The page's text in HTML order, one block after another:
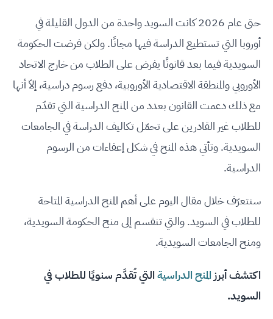
حتى عام 2026 كانت السويد واحدة من الدول القليلة في
أوروبا التي تستطيع الدراسة فيها مجانًا. ولكن فرضت الحكومة
السويدية فيما بعد قانونًا يفرض على الطلاب من خارج الاتحاد
الأوروبي والمنطقة الاقتصادية الأوروبية، دفع رسوم دراسية، إلاّ أنها
مع ذلك دعمت القانون بعدد من المنح الدراسية التي تقدّم
للطلاب غير القادرين على تحمّل تكاليف الدراسة في الجامعات
السويدية. وتأتي هذه المنح في شكل إعفاءات من الرسوم
الدراسية.
سنتعرّف خلال مقال اليوم على أهم المنح الدراسية المتاحة
للطلاب في السويد. والتي تنقسم إلى منح الحكومة السويدية،
ومنح الجامعات السويدية.
اكتشف أبرز المنح الدراسيةالتي تُقدَّم سنويًا للطلاب في
السويد.